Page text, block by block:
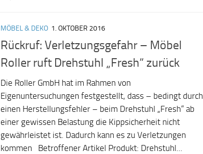
MÖBEL & DEKO 1. OKTOBER 2016
Rückruf: Verletzungsgefahr – Möbel
Roller ruft Drehstuhl „Fresh“ zurück
Die Roller GmbH hat im Rahmen von
Eigenuntersuchungen festgestellt, dass – bedingt durch
einen Herstellungsfehler – beim Drehstuhl „Fresh“ ab
einer gewissen Belastung die Kippsicherheit nicht
gewährleistet ist. Dadurch kann es zu Verletzungen
kommen Betroffener Artikel Produkt: Drehstuhl...